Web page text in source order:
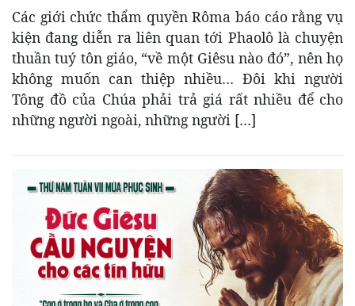
Các giới chức thẩm quyền Rôma báo cáo rằng vụ
kiện đang diễn ra liên quan tới Phaolô là chuyện
thuần tuý tôn giáo, “về một Giêsu nào đó”, nên họ
không muốn can thiệp nhiều… Đôi khi người
Tông đồ của Chúa phải trả giá rất nhiều để cho
những người ngoài, những người […]